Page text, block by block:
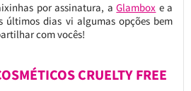
por assinatura, aGlambox e a
últimos dias vi algumas opções bem
com vocês!
CRUELTY FREE